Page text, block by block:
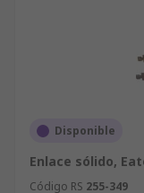
Disponible
Enlace sólido,
Código RS 255-349